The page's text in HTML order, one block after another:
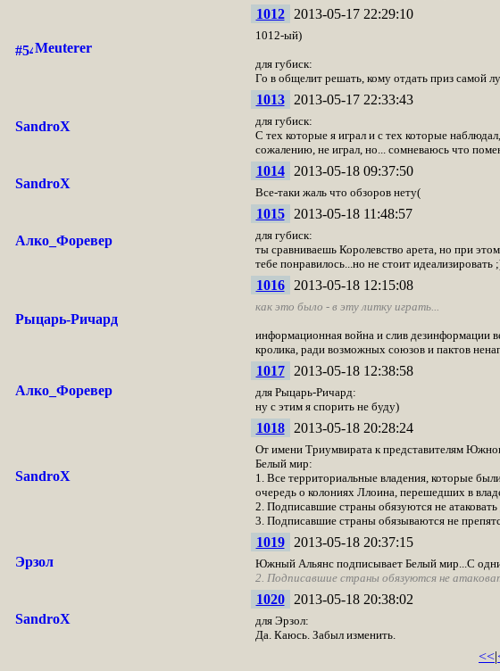
Meuterer
1012 2013-05-17 22:29:10
1012-ый)
для губиск:
Го в общелит решать, кому отдать приз самой
SandroX
1013 2013-05-17 22:33:43
для губиск:
С тех которые я играл и с тех которые
сожалению, не играл, но... сомневаюсь что
SandroX
1014 2013-05-18 09:37:50
Все-таки жаль что обзоров нету(
Алко_Форевер
1015 2013-05-18 11:48:57
для губиск:
ты сравниваешь Королевство арета, но при
тебе понравилось...но не стоит идеализировать
Рыцарь-Ричард
1016 2013-05-18 12:15:08
как это было - в эту литку играть...
информационная война и слив дезинформации
кролика, ради возможных союзов и пактов
Алко_Форевер
1017 2013-05-18 12:38:58
для Рыцарь-Ричард:
ну с этим я спорить не буду)
SandroX
1018 2013-05-18 20:28:24
От имени Триумвирата к представителям
Белый мир:
1. Все территориальные владения, которые
очередь о колониях Ллоина, перешедших в
2. Подписавшие страны обязуются не
3. Подписавшие страны обязываются не
Эрзол
1019 2013-05-18 20:37:15
Южный Альянс подписывает Белый мир...С
2. Подписавшие страны обязуются не
SandroX
1020 2013-05-18 20:38:02
для Эрзол:
Да. Каюсь. Забыл изменить.
<<|